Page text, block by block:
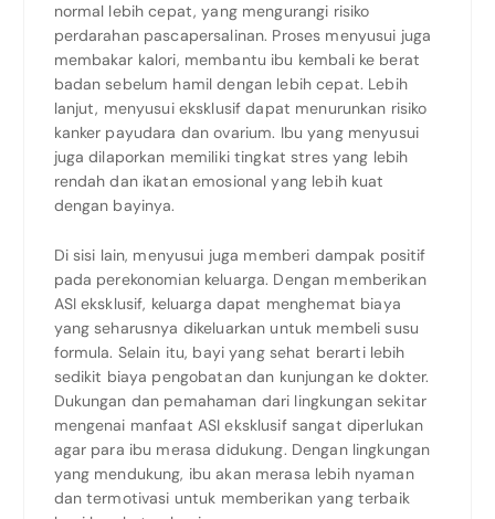
normal lebih cepat, yang mengurangi risiko
perdarahan pascapersalinan. Proses menyusui juga
membakar kalori, membantu ibu kembali ke berat
badan sebelum hamil dengan lebih cepat. Lebih
lanjut, menyusui eksklusif dapat menurunkan risiko
kanker payudara dan ovarium. Ibu yang menyusui
juga dilaporkan memiliki tingkat stres yang lebih
rendah dan ikatan emosional yang lebih kuat
dengan bayinya.
Di sisi lain, menyusui juga memberi dampak positif
pada perekonomian keluarga. Dengan memberikan
ASI eksklusif, keluarga dapat menghemat biaya
yang seharusnya dikeluarkan untuk membeli susu
formula. Selain itu, bayi yang sehat berarti lebih
sedikit biaya pengobatan dan kunjungan ke dokter.
Dukungan dan pemahaman dari lingkungan sekitar
mengenai manfaat ASI eksklusif sangat diperlukan
agar para ibu merasa didukung. Dengan lingkungan
yang mendukung, ibu akan merasa lebih nyaman
dan termotivasi untuk memberikan yang terbaik